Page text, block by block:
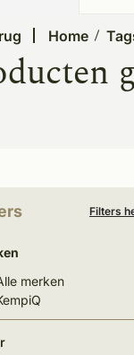
Home
Filters
merken